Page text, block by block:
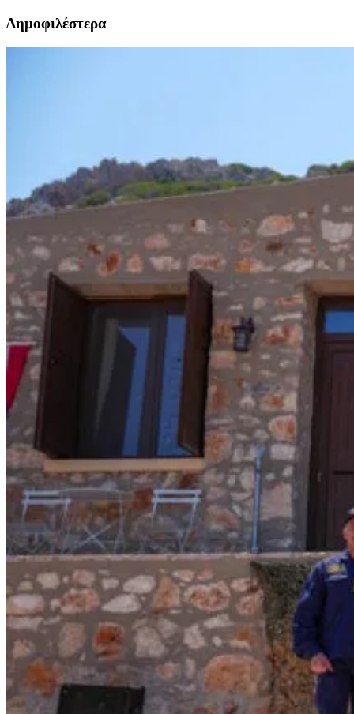
Δημοφιλέστερα